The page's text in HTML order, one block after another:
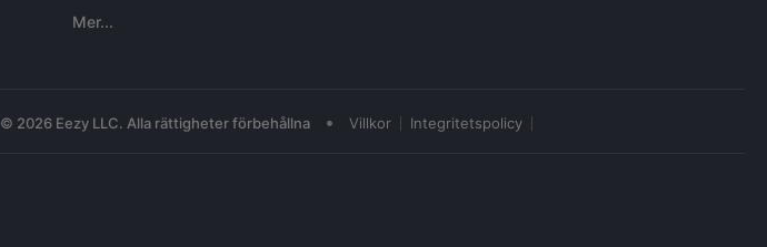
Mer...
© 2026 Eezy LLC. Alla rättigheter förbehållna • Villkor Integritetspolicy